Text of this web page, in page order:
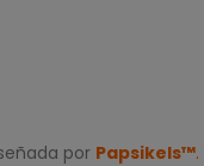
por Papsikels™.